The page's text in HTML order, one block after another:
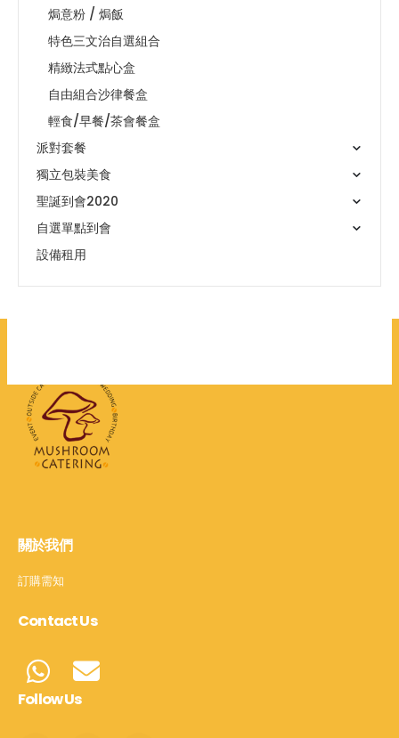
焗意粉 / 焗飯
特色三文治自選組合
精緻法式點心盒
自由組合沙律餐盒
輕食/早餐/茶會餐盒
派對套餐
獨立包裝美食
聖誕到會2020
自選單點到會
設備租用
關於我們
訂購需知
Contact Us
Follow Us